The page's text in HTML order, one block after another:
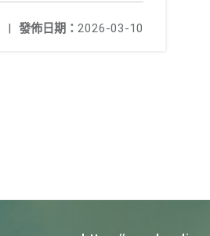
發佈日期： 2026-03-10
|